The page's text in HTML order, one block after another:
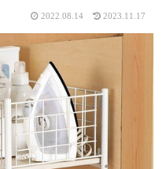
2022.08.14 2023.11.17